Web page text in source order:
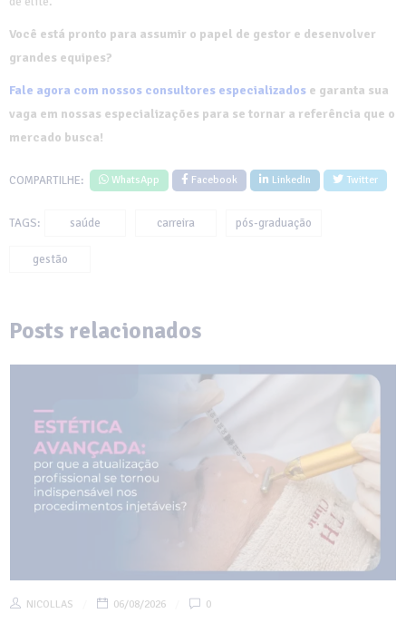
Você está pronto para assumir o papel de gestor e desenvolver
grandes equipes?
Fale agora com nossos consultores especializados e garanta sua
vaga em nossas especializações para se tornar a referência que o
mercado busca!
COMPARTILHE: WhatsApp Facebook LinkedIn Twitter
TAGS: saúde carreira pós-graduação
gestão
Posts relacionados
NICOLLAS 06/08/2026 0